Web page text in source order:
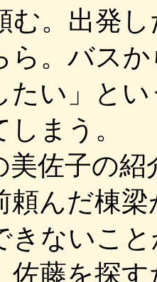
む。出発
ら。バス
たい」と
まう。
美佐子の
頼んだ棟
きないこ
藤を探す